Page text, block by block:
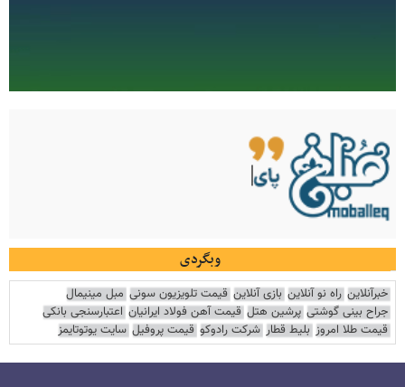
وبگردی
خبرآنلاین راه نو آنلاین بازی آنلاین قیمت تلویزیون سونی مبل مینیمال
جراح بینی گوشتی پرشین هتل قیمت آهن فولاد ایرانیان اعتبارسنجی بانکی
قیمت طلا امروز بلیط قطار شرکت رادوکو قیمت پروفیل سایت یوتوتایمز